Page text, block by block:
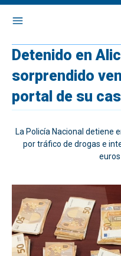
Detenido en
sorprendido
portal de su
La Policía Nacional detiene
por tráfico de drogas e